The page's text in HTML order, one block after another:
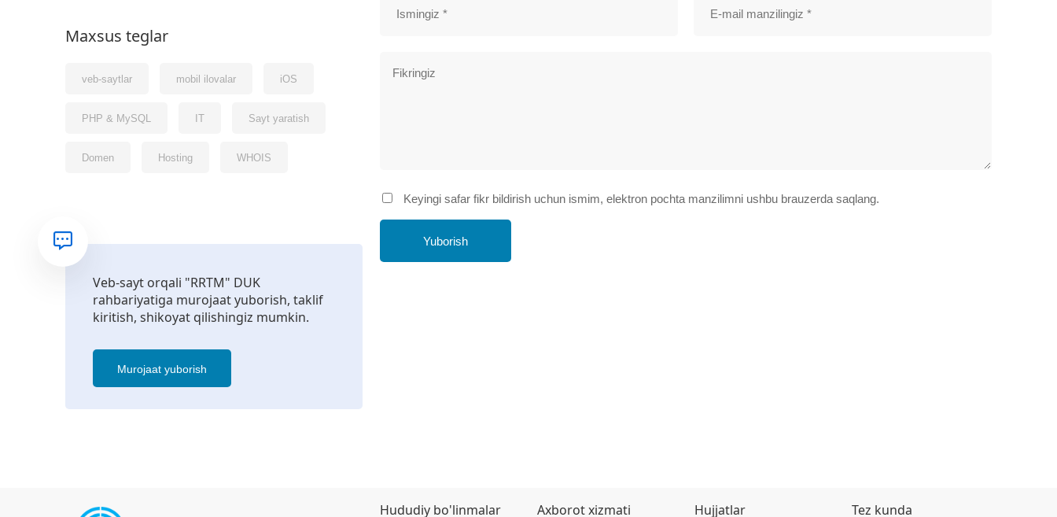
Maxsus teglar
veb-saytlar mobil ilovalar iOS
PHP & MySQL IT Sayt yaratish
Domen Hosting WHOIS
Veb-sayt orqali "RRTM" DUK
rahbariyatiga murojaat yuborish, taklif
kiritish, shikoyat qilishingiz mumkin.
Murojaat yuborish
Keyingi safar fikr bildirish uchun ismim, elektron pochta manzilimni ushbu brauzerda saqlang.
Yuborish
Hududiy bo'linmalar Axborot xizmati Hujjatlar Tez kunda